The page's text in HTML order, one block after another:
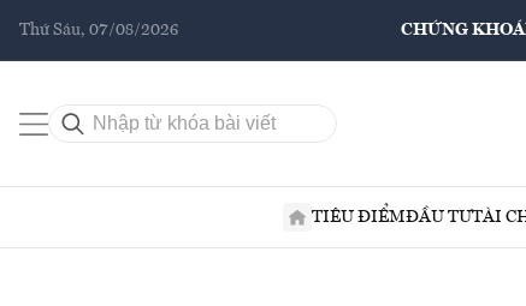
Thứ Sáu, 07/08/2026 CHỨNG
TIÊU ĐIỂMĐẦU TƯTÀI